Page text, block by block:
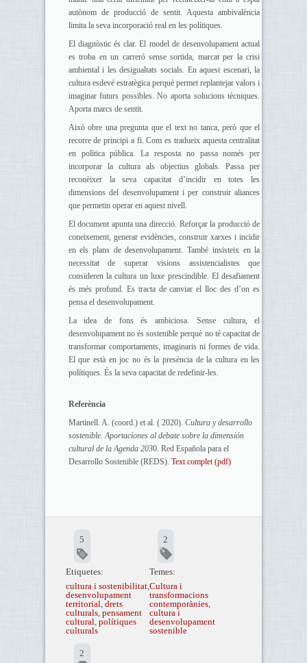
autònom de producció de sentit. Aquesta ambivalència
limita la seva incorporació real en les polítiques.
El diagnòstic és clar. El model de desenvolupament actual
es troba en un carreró sense sortida, marcat per la crisi
ambiental i les desigualtats socials. En aquest escenari, la
cultura esdevé estratègica perquè permet replantejar valors i
imaginar futurs possibles. No aporta solucions tècniques.
Aporta marcs de sentit.
Això obre una pregunta que el text no tanca, però que el
recorre de principi a fi. Com es tradueix aquesta centralitat
en política pública. La resposta no passa només per
incorporar la cultura als objectius globals. Passa per
reconèixer la seva capacitat d’incidir en totes les
dimensions del desenvolupament i per construir aliances
que permetin operar en aquest nivell.
El document apunta una direcció. Reforçar la producció de
coneixement, generar evidències, construir xarxes i incidir
en els plans de desenvolupament. També insisteix en la
necessitat de superar visions assistencialistes que
consideren la cultura un luxe prescindible. El desafiament
és més profund. Es tracta de canviar el lloc des d’on es
pensa el desenvolupament.
La idea de fons és ambiciosa. Sense cultura, el
desenvolupament no és sostenible perquè no té capacitat de
transformar comportaments, imaginaris ni formes de vida.
El que està en joc no és la presència de la cultura en les
polítiques. És la seva capacitat de redefinir-les.
Referència
Martinell. A. (coord.) et al. ( 2020). Cultura y desarrollo
sostenible. Aportaciones al debate sobre la dimensión
cultural de la Agenda 2030. Red Española para el
Desarrollo Sostenible (REDS). Text complet (pdf)
5
Etiquetes:
cultura i sostenibilitat,
desenvolupament
territorial, drets
culturals, pensament
cultural, polítiques
culturals
2
Temes:
Cultura i
transformacions
contemporànies,
cultura i
desenvolupament
sostenible
2